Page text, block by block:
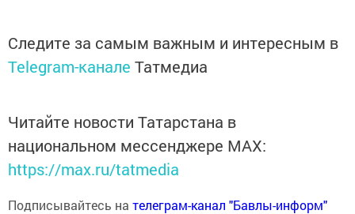
Следите за самым важным и интересным в
Telegram-канале Татмедиа
Читайте новости Татарстана в
национальном мессенджере MАХ:
https://max.ru/tatmedia
Подписывайтесь на телеграм-канал "Бавлы-информ"